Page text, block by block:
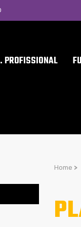
PROFISSIONAL
Home >